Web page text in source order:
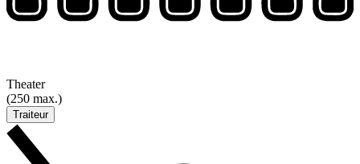
Theater
(250 max.)
Traiteur